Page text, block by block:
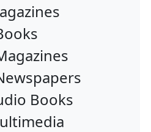
Books